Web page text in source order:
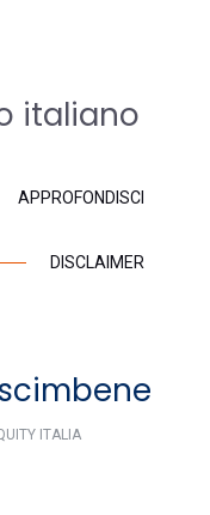
italiano
APPROFONDISCI
DISCLAIMER
ITALIA